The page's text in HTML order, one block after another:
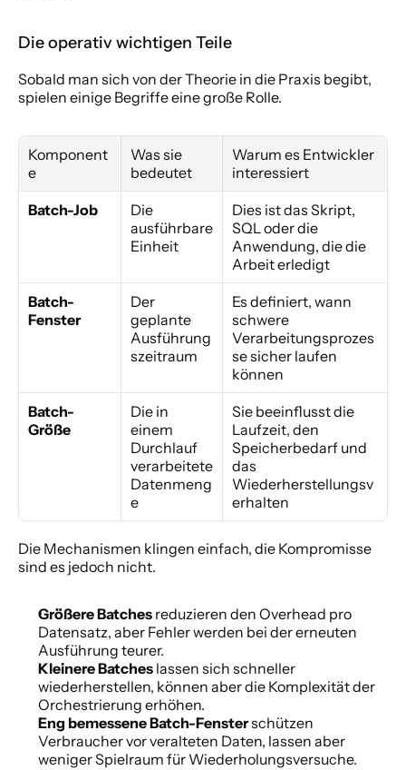
Die operativ wichtigen Teile
Sobald man sich von der Theorie in die Praxis begibt,
spielen einige Begriffe eine große Rolle.
Komponent
e
Was sie
bedeutet
Warum es Entwickler
interessiert
Batch-Job
Die
ausführbare
Einheit
Dies ist das Skript,
SQL oder die
Anwendung, die die
Arbeit erledigt
Batch-
Fenster
Der
geplante
Ausführung
szeitraum
Es definiert, wann
schwere
Verarbeitungsprozes
se sicher laufen
können
Batch-
Größe
Die in
einem
Durchlauf
verarbeitete
Datenmeng
e
Sie beeinflusst die
Laufzeit, den
Speicherbedarf und
das
Wiederherstellungsv
erhalten
Die Mechanismen klingen einfach, die Kompromisse
sind es jedoch nicht.
Größere Batches reduzieren den Overhead pro
Datensatz, aber Fehler werden bei der erneuten
Ausführung teurer.
Kleinere Batches lassen sich schneller
wiederherstellen, können aber die Komplexität der
Orchestrierung erhöhen.
Eng bemessene Batch-Fenster schützen
Verbraucher vor veralteten Daten, lassen aber
weniger Spielraum für Wiederholungsversuche.